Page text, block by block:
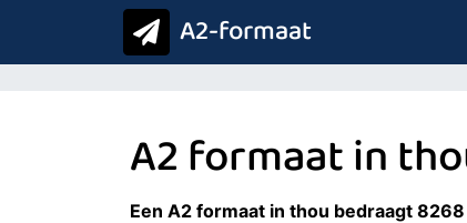
A2-formaat
A2 formaat in
Een A2 formaat in thou bedraagt